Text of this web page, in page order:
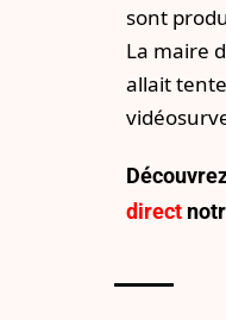
sont
La maire
allait
direct